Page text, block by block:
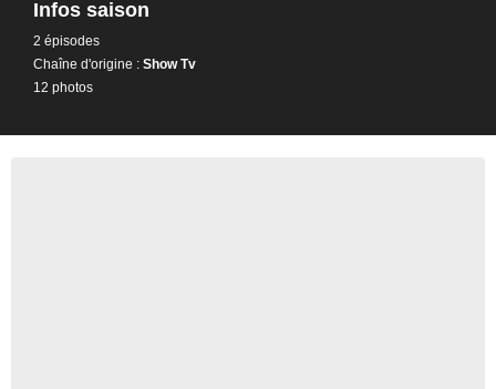
Infos saison
2 épisodes
Chaîne d'origine : Show Tv
12 photos